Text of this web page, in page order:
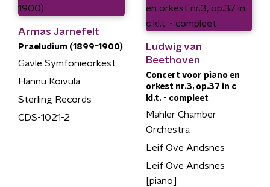
Armas Jarnefelt
Praeludium (1899-1900)
Gävle Symfonieorkest
Hannu Koivula
Sterling Records
CDS-1021-2
Ludwig van
Beethoven
Concert voor piano en
orkest nr.3, op.37 in c
kl.t. - compleet
Mahler Chamber
Orchestra
Leif Ove Andsnes
Leif Ove Andsnes
[piano]